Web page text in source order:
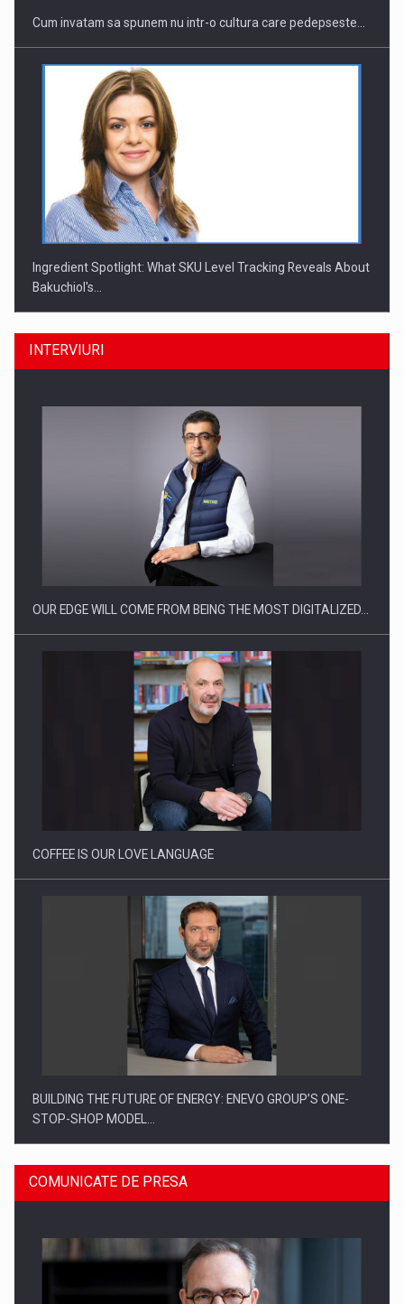
Cum invatam sa spunem nu intr-o cultura care pedepseste…
Ingredient Spotlight: What SKU Level Tracking Reveals About
Bakuchiol's…
Producatorii si comerciantii care nu se supun noilor
Proteinmaxxing and the Future of Protein Demand
INTERVIURI
OUR EDGE WILL COME FROM BEING THE MOST DIGITALIZED…
COFFEE IS OUR LOVE LANGUAGE
BUILDING THE FUTURE OF ENERGY: ENEVO GROUP’S ONE-
STOP-SHOP MODEL…
COMUNICATE DE PRESA